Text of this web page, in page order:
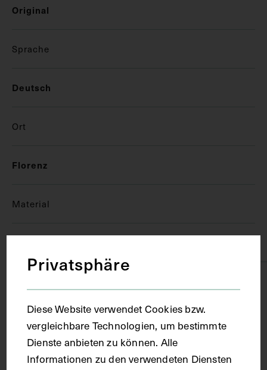
Original
Sprache
Deutsch
Ort
Florenz
Material
Handschrift
Maße
Privatsphäre
Diese Website verwendet Cookies bzw.
vergleichbare Technologien, um bestimmte
Dienste anbieten zu können. Alle
Informationen zu den verwendeten Diensten